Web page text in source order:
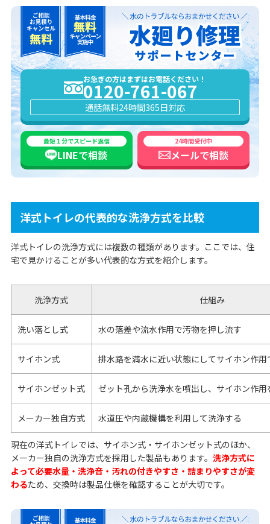
お急ぎの方はまずはお電話ください！
0120-761-067
通話無料24時間365日対応
最短１分でスピード返信
LINEで相談
24時間受付中
メールで相談
洋式トイレの代表的な洗浄方式を比較
洋式トイレの洗浄方式には複数の種類があります。ここでは、住
宅で見かけることが多い代表的な方式を紹介します。
洗浄方式 仕組み
洗い落とし式 水の落差や流水作用で汚物を押し流す
サイホン式 排水路を満水に近い状態にしてサイホン作
サイホンゼット式 ゼット孔から洗浄水を噴出し、サイホン作用
メーカー独自方式 水道圧や内蔵機構を利用して洗浄する
現在の洋式トイレでは、サイホン式・サイホンゼット式のほか、
メーカー独自の洗浄方式を採用した製品もあります。 洗浄方式に
よって必要水量・洗浄音・汚れの付きやすさ・詰まりやすさが変
わるため、交換時は製品仕様を確認することが大切です。